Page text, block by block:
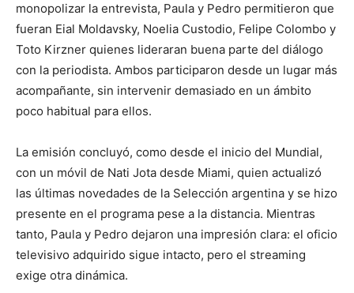
monopolizar la entrevista, Paula y Pedro permitieron que
fueran Eial Moldavsky, Noelia Custodio, Felipe Colombo y
Toto Kirzner quienes lideraran buena parte del diálogo
con la periodista. Ambos participaron desde un lugar más
acompañante, sin intervenir demasiado en un ámbito
poco habitual para ellos.
La emisión concluyó, como desde el inicio del Mundial,
con un móvil de Nati Jota desde Miami, quien actualizó
las últimas novedades de la Selección argentina y se hizo
presente en el programa pese a la distancia. Mientras
tanto, Paula y Pedro dejaron una impresión clara: el oficio
televisivo adquirido sigue intacto, pero el streaming
exige otra dinámica.